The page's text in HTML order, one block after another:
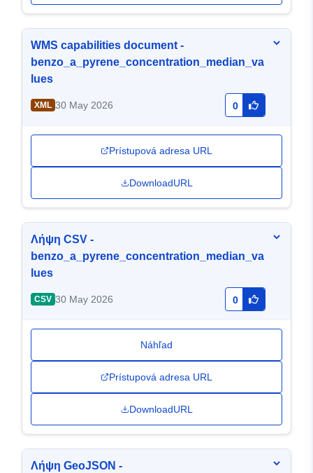
WMS capabilities document -
benzo_a_pyrene_concentration_median_va
lues
XML 30 May 2026 0
Prístupová adresa URL
DownloadURL
Λήψη CSV -
benzo_a_pyrene_concentration_median_va
lues
CSV 30 May 2026 0
Náhľad
Prístupová adresa URL
DownloadURL
Λήψη GeoJSON -